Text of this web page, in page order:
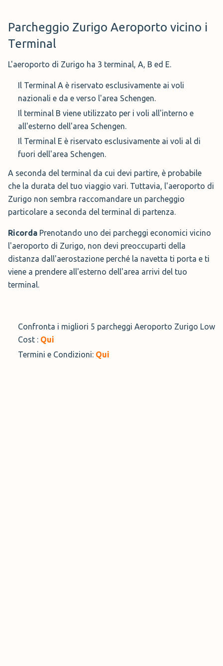
Parcheggio Zurigo Aeroporto vicino i
Terminal
L'aeroporto di Zurigo ha 3 terminal, A, B ed E.
Il Terminal A è riservato esclusivamente ai voli
nazionali e da e verso l'area Schengen.
Il terminal B viene utilizzato per i voli all'interno e
all'esterno dell'area Schengen.
Il Terminal E è riservato esclusivamente ai voli al di
fuori dell'area Schengen.
A seconda del terminal da cui devi partire, è probabile
che la durata del tuo viaggio vari. Tuttavia, l'aeroporto di
Zurigo non sembra raccomandare un parcheggio
particolare a seconda del terminal di partenza.
Ricorda Prenotando uno dei parcheggi economici vicino
l'aeroporto di Zurigo, non devi preoccuparti della
distanza dall'aerostazione perché la navetta ti porta e ti
viene a prendere all'esterno dell'area arrivi del tuo
terminal.
Confronta i migliori 5 parcheggi Aeroporto Zurigo Low
Cost : Qui
Termini e Condizioni: Qui